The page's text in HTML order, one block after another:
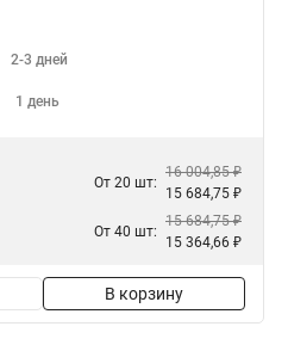
2-3 дней
1 день
От 20 шт:
16 004,85 ₽
15 684,75 ₽
От 40 шт:
15 684,75 ₽
15 364,66 ₽
В корзину